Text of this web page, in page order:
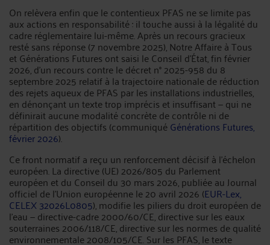
On relèvera enfin que le contentieux PFAS ne se limite pas
aux actions en responsabilité : il touche aussi à la légalité du
cadre réglementaire lui-même. Après un recours gracieux
resté sans réponse (7 novembre 2025), Notre Affaire à Tous
et Générations Futures ont saisi le Conseil d'État, fin février
2026, d'un recours contre le décret n° 2025-958 du 8
septembre 2025 relatif à la trajectoire nationale de réduction
des rejets aqueux de PFAS par les installations industrielles,
en dénonçant un texte trop imprécis et insuffisant — qui ne
définirait aucune modalité concrète de contrôle ni de
répartition des objectifs (communiquéGénérations Futures,
février 2026).
Ce front normatif a reçu un renforcement décisif à l'échelon
européen. La directive (UE) 2026/805 du Parlement
européen et du Conseil du 30 mars 2026, publiée au Journal
officiel de l'Union européenne le 20 avril 2026 (EUR-Lex,
CELEX 32026L0805), modifie les piliers du droit européen de
l'eau — directive-cadre 2000/60/CE, directive sur les eaux
souterraines 2006/118/CE, directive sur les normes de qualité
environnementale 2008/105/CE. Sur les PFAS, le texte